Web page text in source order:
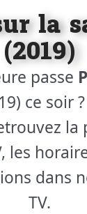
la
(2019)
passe
ce soir
la
les
dans
TV.